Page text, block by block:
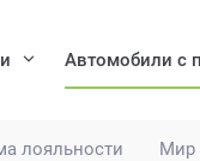
лояльности Мир
Автомобили с